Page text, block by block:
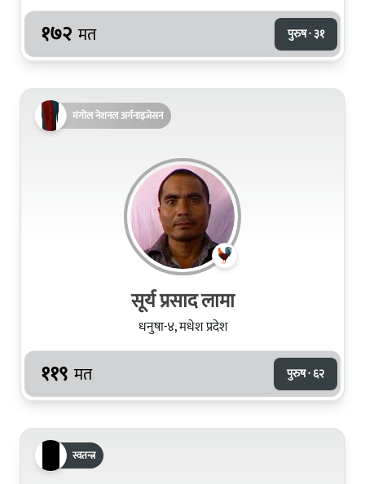
१७२ मत पुरुष · ३१
मंगोल नेशनल अर्गनाइजेसन
सूर्य प्रसाद लामा
धनुषा-४, मधेश प्रदेश
११९ मत पुरुष · ६२
स्वतन्त्र